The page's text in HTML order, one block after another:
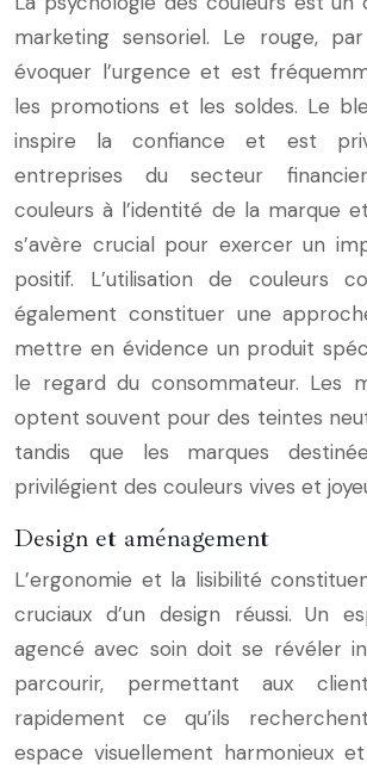
marketing sensoriel. Le rouge,
évoquer l’urgence et est
les promotions et les soldes. Le
inspire la confiance et est
entreprises du secteur
couleurs à l’identité de la marque
s’avère crucial pour exercer un
positif. L’utilisation de couleurs
également constituer une
mettre en évidence un produit
le regard du consommateur. Les
optent souvent pour des teintes
tandis que les marques
privilégient des couleurs vives et
Design et aménagement
L’ergonomie et la lisibilité
cruciaux d’un design réussi. Un
agencé avec soin doit se révéler
parcourir, permettant aux
rapidement ce qu’ils
espace visuellement harmonieux